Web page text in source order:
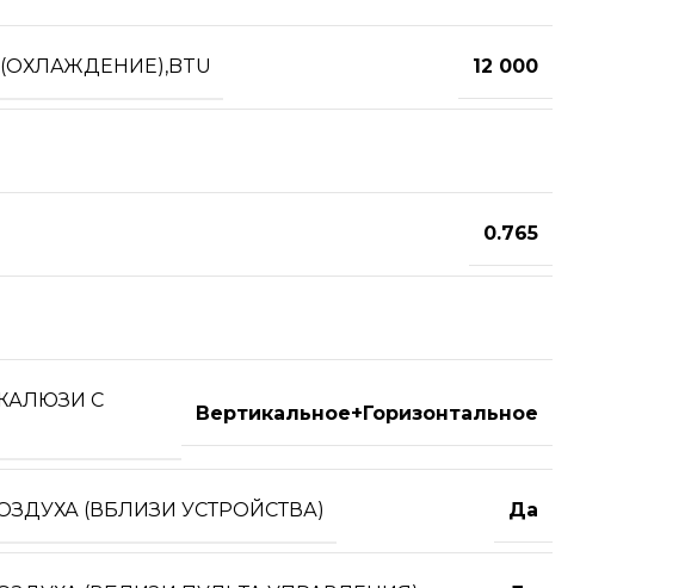
12 000
0.765
С
Вертикальное+Горизонтальное
(ВБЛИЗИ УСТРОЙСТВА) Да